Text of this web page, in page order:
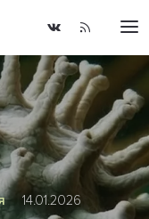
14.01.2026